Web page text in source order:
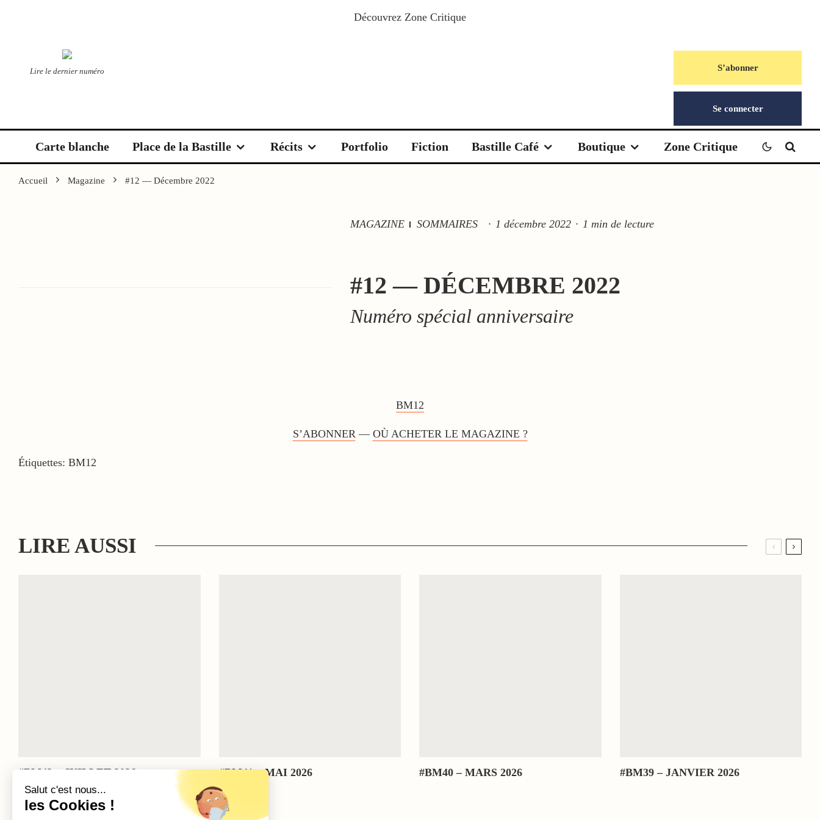
Découvrez Zone Critique
Lire le dernier numéro S’abonner
Se connecter
Carte blanche Place de la Bastille Récits Portfolio Fiction Bastille Café Boutique Zone Critique
Accueil Magazine #12 — Décembre 2022
MAGAZINE SOMMAIRES · 1 décembre 2022 · 1 min de lecture
#12 — DÉCEMBRE 2022
Numéro spécial anniversaire
BM12
S’ABONNER— OÙ ACHETER LE MAGAZINE ?
Étiquettes: BM12
LIRE AUSSI
#BM42 – JUILLET 2026 #BM41 – MAI 2026 #BM40 – MARS 2026 #BM39 – JANVIER 2026